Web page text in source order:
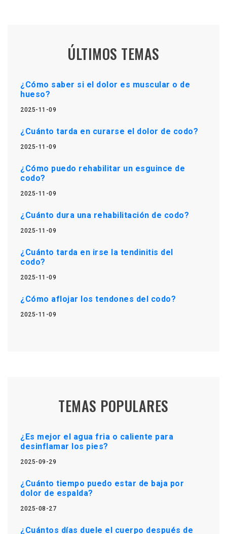
ÚLTIMOS TEMAS
¿Cómo saber si el dolor es muscular o de
hueso?
2025-11-09
¿Cuánto tarda en curarse el dolor de codo?
2025-11-09
¿Cómo puedo rehabilitar un esguince de
codo?
2025-11-09
¿Cuánto dura una rehabilitación de codo?
2025-11-09
¿Cuánto tarda en irse la tendinitis del
codo?
2025-11-09
¿Cómo aflojar los tendones del codo?
2025-11-09
TEMAS POPULARES
¿Es mejor el agua fria o caliente para
desinflamar los pies?
2025-09-29
¿Cuánto tiempo puedo estar de baja por
dolor de espalda?
2025-08-27
¿Cuántos días duele el cuerpo después de